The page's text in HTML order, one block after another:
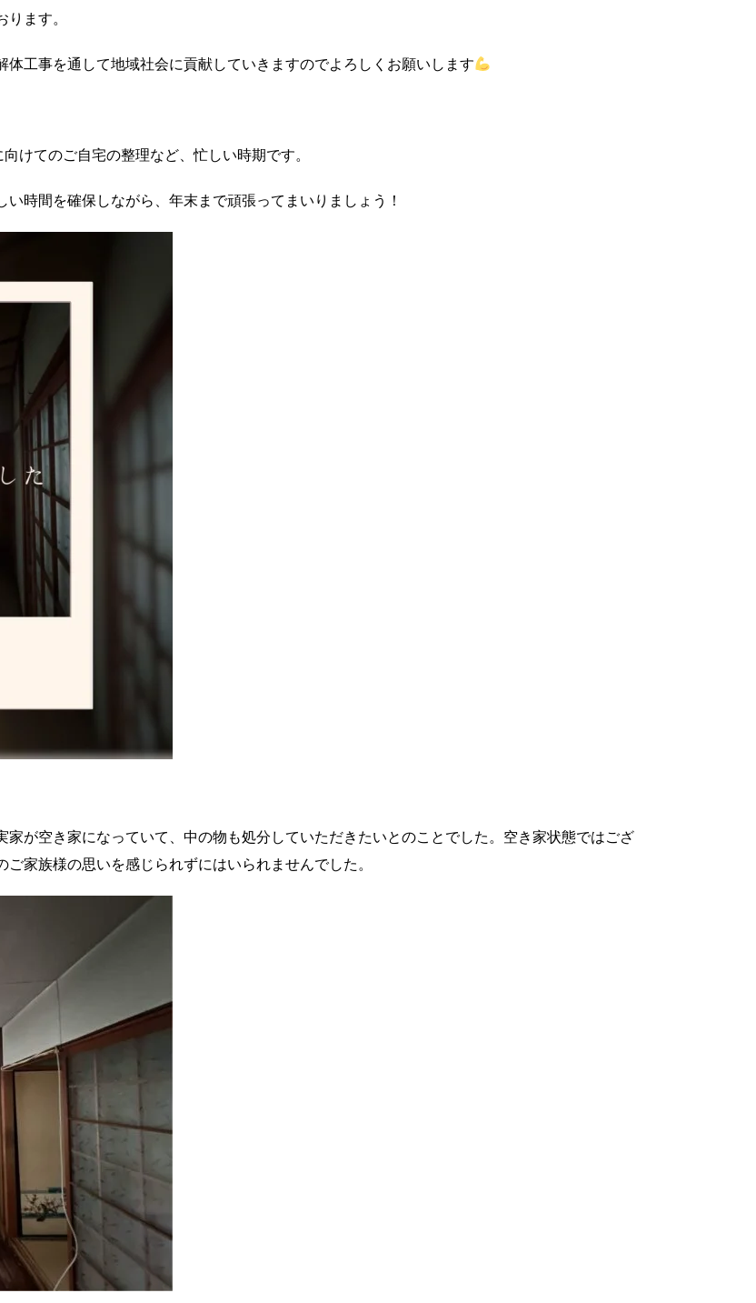
ます。
工事を通して地域社会に貢献していきますのでよろしくお願いします
けてのご自宅の整理など、忙しい時期です。
時間を確保しながら、年末まで頑張ってまいりましょう！
が空き家になっていて、中の物も処分していただきたいとのことでした。空き家状態ではござ
家族様の思いを感じられずにはいられませんでした。